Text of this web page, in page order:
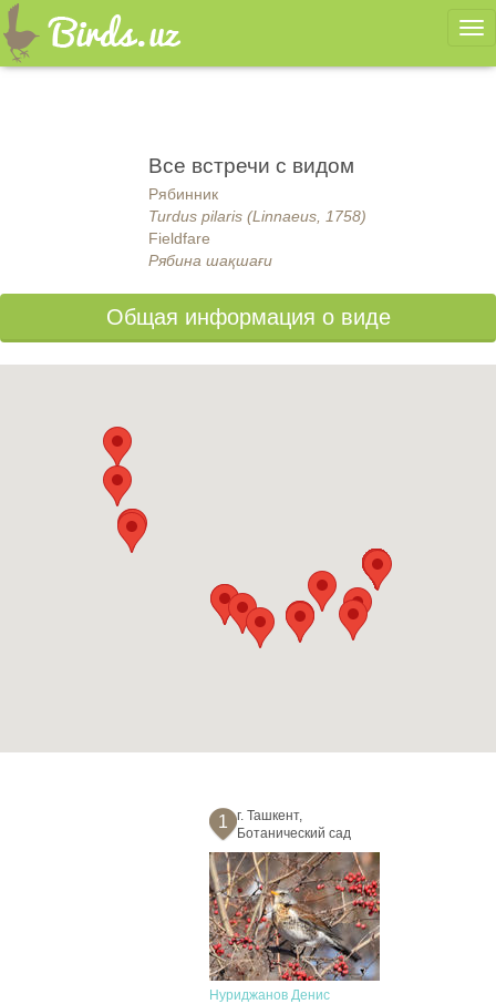
Все встречи с видом
Рябинник
Turdus pilaris (Linnaeus, 1758)
Fieldfare
Рябина шақшағи
Общая информация о виде
1
г. Ташкент,
Ботанический сад
Нуриджанов Денис